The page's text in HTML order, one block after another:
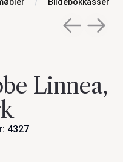
Previous
Next
Linnea,
4327